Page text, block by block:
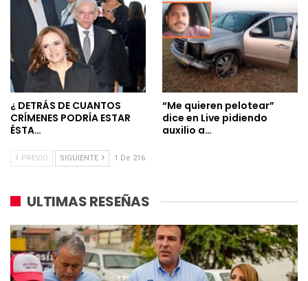
¿ DETRÁS DE CUANTOS
CRÍMENES PODRÍA ESTAR
ÉSTA…
“Me quieren pelotear”
dice en Live pidiendo
auxilio a…
PREVIO SIGUIENTE 1 De 216
ULTIMAS RESEÑAS